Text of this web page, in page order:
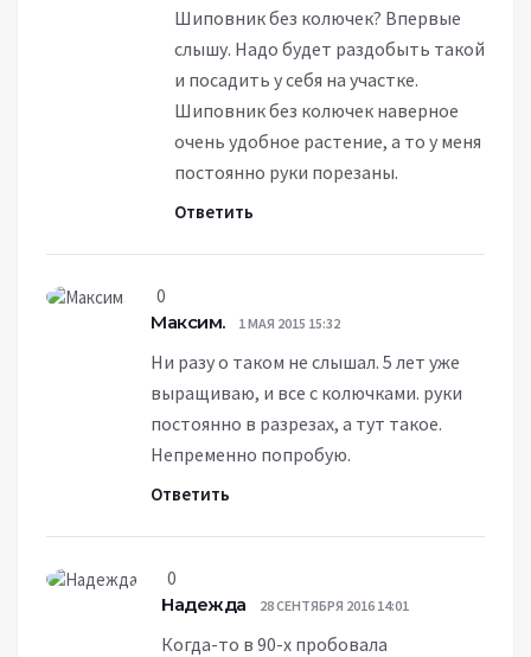
Шиповник без колючек? Впервые
слышу. Надо будет раздобыть такой
и посадить у себя на участке.
Шиповник без колючек наверное
очень удобное растение, а то у меня
постоянно руки порезаны.
Ответить
0
Максим.
1 МАЯ 2015 15:32
Ни разу о таком не слышал. 5 лет уже
выращиваю, и все с колючками. руки
постоянно в разрезах, а тут такое.
Непременно попробую.
Ответить
0
Надежда
28 СЕНТЯБРЯ 2016 14:01
Когда-то в 90-х пробовала